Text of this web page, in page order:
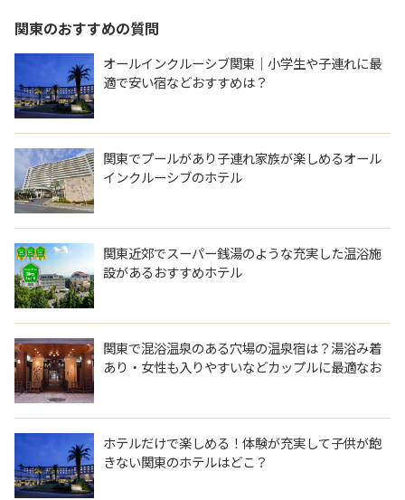
関東のおすすめの質問
オールインクルーシブ関東｜小学生や子連れに最
適で安い宿などおすすめは？
関東でプールがあり子連れ家族が楽しめるオール
インクルーシブのホテル
関東近郊でスーパー銭湯のような充実した温浴施
設があるおすすめホテル
関東で混浴温泉のある穴場の温泉宿は？湯浴み着
あり・女性も入りやすいなどカップルに最適なお
ホテルだけで楽しめる！体験が充実して子供が飽
きない関東のホテルはどこ？